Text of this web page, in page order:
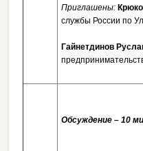
Приглашены:
службы России по
Гайнетдинов
Обсуждение – 10